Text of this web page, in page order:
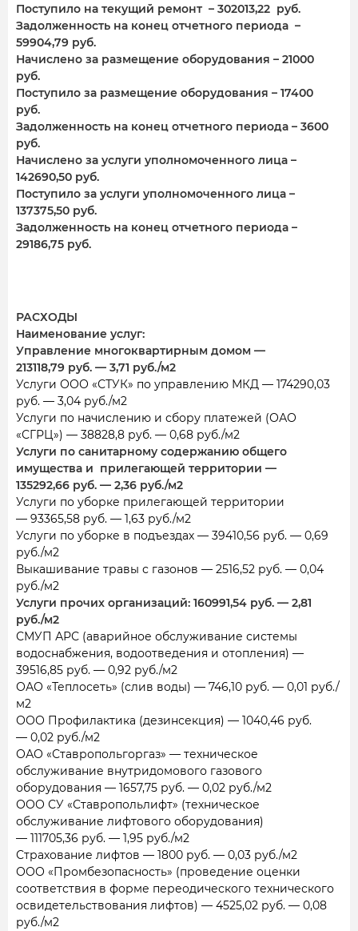
Поступило на текущий ремонт – 302013,22 руб.
Задолженность на конец отчетного периода –
59904,79 руб.
Начислено за размещение оборудования – 21000
руб.
Поступило за размещение оборудования – 17400
руб.
Задолженность на конец отчетного периода – 3600
руб.
Начислено за услуги уполномоченного лица –
142690,50 руб.
Поступило за услуги уполномоченного лица –
137375,50 руб.
Задолженность на конец отчетного периода –
29186,75 руб.
РАСХОДЫ
Наименование услуг:
Управление многоквартирным домом —
213118,79 руб. — 3,71 руб./м2
Услуги ООО «СТУК» по управлению МКД — 174290,03
руб. — 3,04 руб./м2
Услуги по начислению и сбору платежей (ОАО
«СГРЦ») — 38828,8 руб. — 0,68 руб./м2
Услуги по санитарному содержанию общего
имущества и прилегающей территории —
135292,66 руб. — 2,36 руб./м2
Услуги по уборке прилегающей территории
— 93365,58 руб. — 1,63 руб./м2
Услуги по уборке в подъездах — 39410,56 руб. — 0,69
руб./м2
Выкашивание травы с газонов — 2516,52 руб. — 0,04
руб./м2
Услуги прочих организаций: 160991,54 руб. — 2,81
руб./м2
СМУП АРС (аварийное обслуживание системы
водоснабжения, водоотведения и отопления) —
39516,85 руб. — 0,92 руб./м2
ОАО «Теплосеть» (слив воды) — 746,10 руб. — 0,01 руб./
м2
ООО Профилактика (дезинсекция) — 1040,46 руб.
— 0,02 руб./м2
ОАО «Ставропольгоргаз» — техническое
обслуживание внутридомового газового
оборудования — 1657,75 руб. — 0,02 руб./м2
ООО СУ «Ставропольлифт» (техническое
обслуживание лифтового оборудования)
— 111705,36 руб. — 1,95 руб./м2
Страхование лифтов — 1800 руб. — 0,03 руб./м2
ООО «Промбезопасность» (проведение оценки
соответствия в форме переодического технического
освидетельствования лифтов) — 4525,02 руб. — 0,08
руб./м2